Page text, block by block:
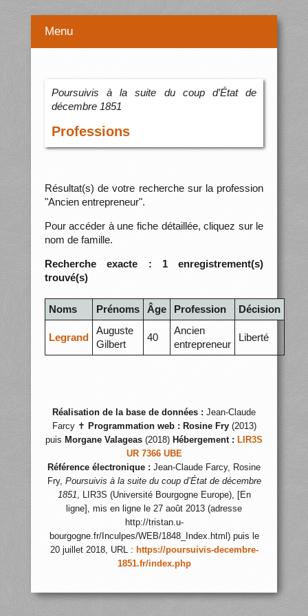
Menu
Poursuivis à la suite du coup d’État de
décembre 1851
Professions
Résultat(s) de votre recherche sur la profession
"Ancien entrepreneur".
Pour accéder à une fiche détaillée, cliquez sur le
nom de famille.
Recherche exacte : 1 enregistrement(s)
trouvé(s)
Noms Prénoms Âge Profession Décision
Legrand
Auguste
Gilbert
40
Ancien
entrepreneur
Liberté
Réalisation de la base de données : Jean-Claude
Farcy ✝ Programmation web : Rosine Fry(2013)
puis Morgane Valageas (2018) Hébergement : LIR3S
UR 7366 UBE
Référence électronique : Jean-Claude Farcy, Rosine
Fry, Poursuivis à la suite du coup d’État de décembre
1851, LIR3S (Université Bourgogne Europe), [En
ligne], mis en ligne le 27 août 2013 (adresse
http://tristan.u-
bourgogne.fr/Inculpes/WEB/1848_Index.html) puis le
20 juillet 2018, URL : https://poursuivis-decembre-
1851.fr/index.php